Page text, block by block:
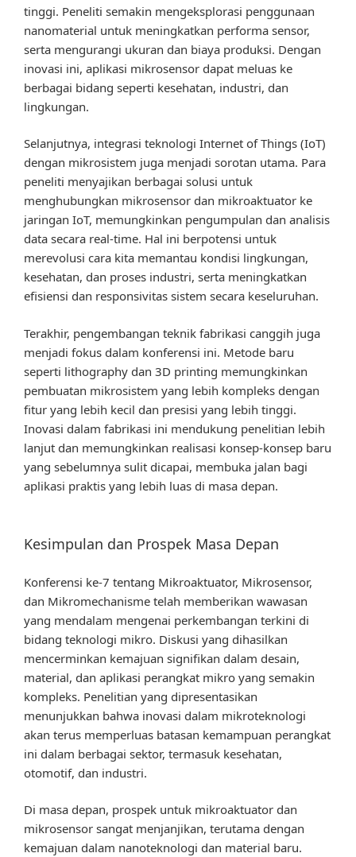
tinggi. Peneliti semakin mengeksplorasi penggunaan
nanomaterial untuk meningkatkan performa sensor,
serta mengurangi ukuran dan biaya produksi. Dengan
inovasi ini, aplikasi mikrosensor dapat meluas ke
berbagai bidang seperti kesehatan, industri, dan
lingkungan.
Selanjutnya, integrasi teknologi Internet of Things (IoT)
dengan mikrosistem juga menjadi sorotan utama. Para
peneliti menyajikan berbagai solusi untuk
menghubungkan mikrosensor dan mikroaktuator ke
jaringan IoT, memungkinkan pengumpulan dan analisis
data secara real-time. Hal ini berpotensi untuk
merevolusi cara kita memantau kondisi lingkungan,
kesehatan, dan proses industri, serta meningkatkan
efisiensi dan responsivitas sistem secara keseluruhan.
Terakhir, pengembangan teknik fabrikasi canggih juga
menjadi fokus dalam konferensi ini. Metode baru
seperti lithography dan 3D printing memungkinkan
pembuatan mikrosistem yang lebih kompleks dengan
fitur yang lebih kecil dan presisi yang lebih tinggi.
Inovasi dalam fabrikasi ini mendukung penelitian lebih
lanjut dan memungkinkan realisasi konsep-konsep baru
yang sebelumnya sulit dicapai, membuka jalan bagi
aplikasi praktis yang lebih luas di masa depan.
Kesimpulan dan Prospek Masa Depan
Konferensi ke-7 tentang Mikroaktuator, Mikrosensor,
dan Mikromechanisme telah memberikan wawasan
yang mendalam mengenai perkembangan terkini di
bidang teknologi mikro. Diskusi yang dihasilkan
mencerminkan kemajuan signifikan dalam desain,
material, dan aplikasi perangkat mikro yang semakin
kompleks. Penelitian yang dipresentasikan
menunjukkan bahwa inovasi dalam mikroteknologi
akan terus memperluas batasan kemampuan perangkat
ini dalam berbagai sektor, termasuk kesehatan,
otomotif, dan industri.
Di masa depan, prospek untuk mikroaktuator dan
mikrosensor sangat menjanjikan, terutama dengan
kemajuan dalam nanoteknologi dan material baru.